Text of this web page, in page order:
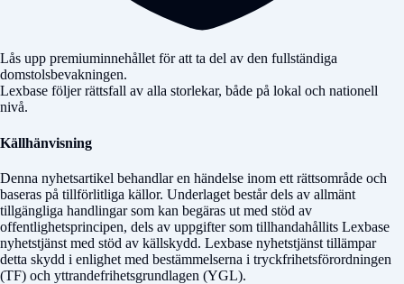
Lås upp premiuminnehållet för att ta del av den fullständiga
domstolsbevakningen.
Lexbase följer rättsfall av alla storlekar, både på lokal och nationell
nivå.
Källhänvisning
Denna nyhetsartikel behandlar en händelse inom ett rättsområde och
baseras på tillförlitliga källor. Underlaget består dels av allmänt
tillgängliga handlingar som kan begäras ut med stöd av
offentlighetsprincipen, dels av uppgifter som tillhandahållits Lexbase
nyhetstjänst med stöd av källskydd. Lexbase nyhetstjänst tillämpar
detta skydd i enlighet med bestämmelserna i tryckfrihetsförordningen
(TF) och yttrandefrihetsgrundlagen (YGL).